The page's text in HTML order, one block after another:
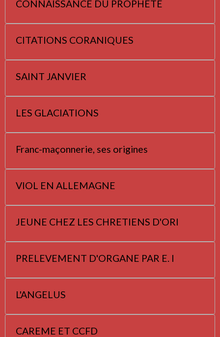
CONNAISSANCE DU PROPHETE
CITATIONS CORANIQUES
SAINT JANVIER
LES GLACIATIONS
Franc-maçonnerie, ses origines
VIOL EN ALLEMAGNE
JEUNE CHEZ LES CHRETIENS D'ORI
PRELEVEMENT D'ORGANE PAR E. I
L'ANGELUS
CAREME ET CCFD